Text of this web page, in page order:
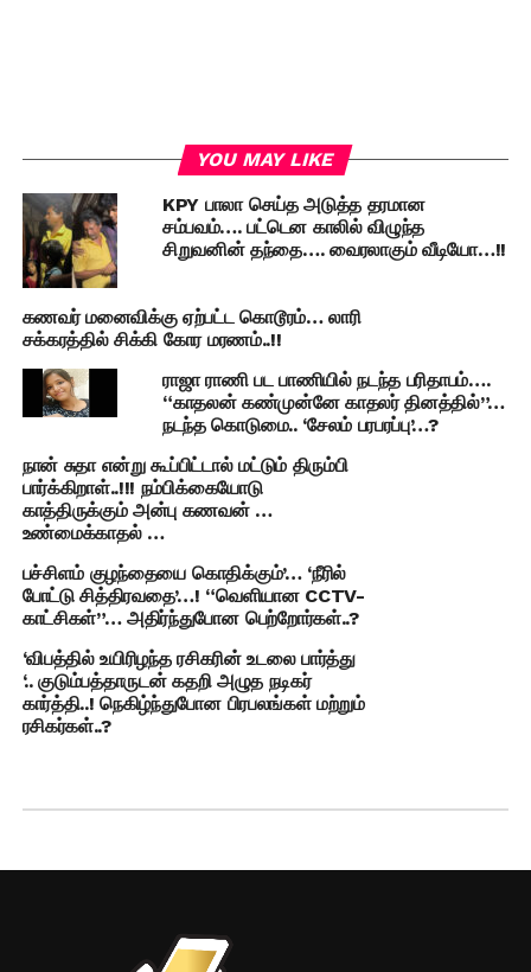
YOU MAY LIKE
KPY பாலா செய்த அடுத்த தரமான
சம்பவம்…. பட்டென காலில் விழுந்த
சிறுவனின் தந்தை…. வைரலாகும் வீடியோ…!!
கணவர் மனைவிக்கு ஏற்பட்ட கொடூரம்… லாரி
சக்கரத்தில் சிக்கி கோர மரணம்..!!
ராஜா ராணி பட பாணியில் நடந்த பரிதாபம்….
“காதலன் கண்முன்னே காதலர் தினத்தில்”…
நடந்த கொடுமை.. ‘சேலம் பரபரப்பு’…?
நான் சுதா என்று கூப்பிட்டால் மட்டும் திரும்பி
பார்க்கிறாள்..!!! நம்பிக்கையோடு
காத்திருக்கும் அன்பு கணவன் …
உண்மைக்காதல் …
பச்சிளம் குழந்தையை கொதிக்கும்’… ‘நீரில்
போட்டு சித்திரவதை’…! “வெளியான CCTV-
காட்சிகள்”… அதிர்ந்துபோன பெற்றோர்கள்..?
‘விபத்தில் உயிரிழந்த ரசிகரின் உடலை பார்த்து
‘.. குடும்பத்தாருடன் கதறி அழுத நடிகர்
கார்த்தி..! நெகிழ்ந்துபோன பிரபலங்கள் மற்றும்
ரசிகர்கள்..?